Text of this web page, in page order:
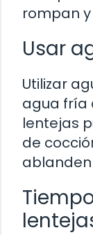
rompan
Usar
Utilizar
agua fría
lentejas
de